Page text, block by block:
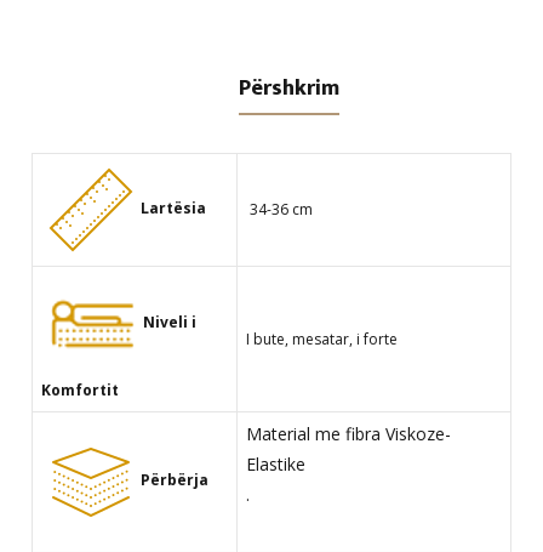
Përshkrim
Lartësia 34-36 cm
Niveli i
Komfortit
I bute, mesatar, i forte
Përbërja
Material me fibra Viskoze-
Elastike
.